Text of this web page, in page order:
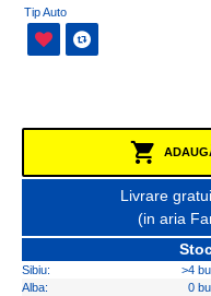
Tip Auto
Livrare
(in aria
Sibiu: >4
Alba:
0